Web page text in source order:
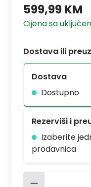
599,99 KM
Cijena sa
Dostava ili
Dostava
Dostupno
Rezerviši i
Izaberite
prodavnica
Količina